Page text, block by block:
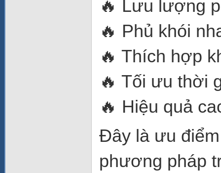
🔥 Lưu lượng
🔥 Phủ khói
🔥 Thích hợp
🔥 Tối ưu thời
🔥 Hiệu quả
Đây là ưu
phương pháp